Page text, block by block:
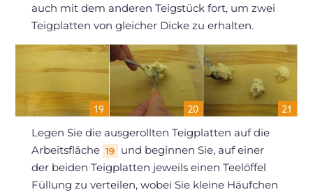
auch mit dem anderen Teigstück fort, um zwei
Teigplatten von gleicher Dicke zu erhalten.
Legen Sie die ausgerollten Teigplatten auf die
Arbeitsfläche 19
und beginnen Sie, auf einer
der beiden Teigplatten jeweils einen Teelöffel
Füllung zu verteilen, wobei Sie kleine Häufchen